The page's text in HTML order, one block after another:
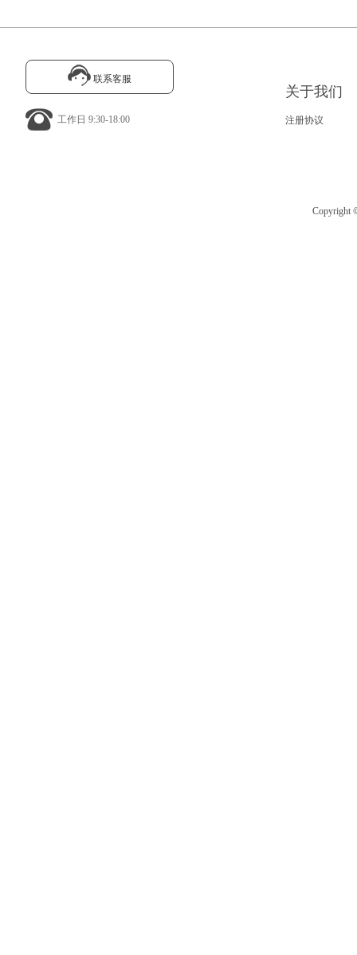
联系客服
工作日 9:30-18:00
关于我们
注册协议
Copyright